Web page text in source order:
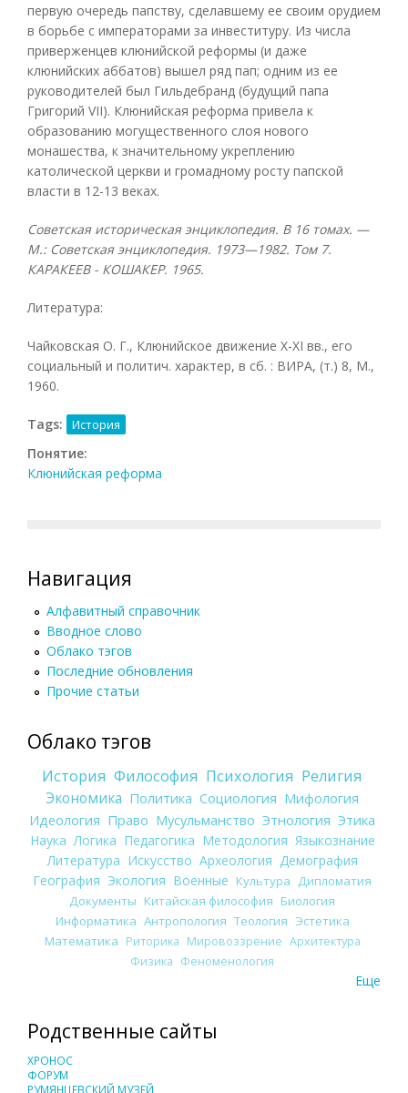
первую очередь папству, сделавшему ее своим орудием
в борьбе с императорами за инвеституру. Из числа
приверженцев клюнийской реформы (и даже
клюнийских аббатов) вышел ряд пап; одним из ее
руководителей был Гильдебранд (будущий папа
Григорий VII). Клюнийская реформа привела к
образованию могущественного слоя нового
монашества, к значительному укреплению
католической церкви и громадному росту папской
власти в 12-13 веках.
Советская историческая энциклопедия. В 16 томах. —
М.: Советская энциклопедия. 1973—1982. Том 7.
КАРАКЕЕВ - КОШАКЕР. 1965.
Литература:
Чайковская О. Г., Клюнийское движение X-XI вв., его
социальный и политич. характер, в сб. : ВИРА, (т.) 8, М.,
1960.
Tags: История
Понятие:
Клюнийская реформа
Навигация
Алфавитный справочник
Вводное слово
Облако тэгов
Последние обновления
Прочие статьи
Облако тэгов
История Философия Психология Религия
Экономика Политика Социология Мифология
Идеология Право Мусульманство Этнология Этика
Наука Логика Педагогика Методология Языкознание
Литература Искусство Археология Демография
География Экология Военные Культура
Дипломатия
Документы Китайская философия Биология
Информатика Антропология Теология Эстетика
Математика Риторика Мировоззрение Архитектура
Физика Феноменология
Еще
Родственные сайты
ХРОНОС
ФОРУМ
РУМЯНЦЕВСКИЙ МУЗЕЙ